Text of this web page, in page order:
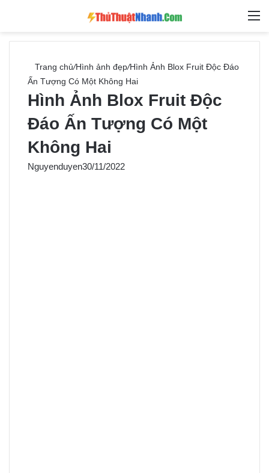
Tìm
Trang chủ/Hình ảnh đẹp/Hình Ảnh Blox Fruit Độc Đáo
Ấn Tượng Có Một Không Hai
Hình Ảnh Blox Fruit Độc
Đáo Ấn Tượng Có Một
Không Hai
Nguyenduyen30/11/2022